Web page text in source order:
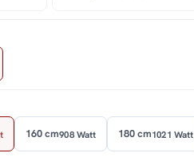
160 cm908 Watt 180 cm1021 Watt